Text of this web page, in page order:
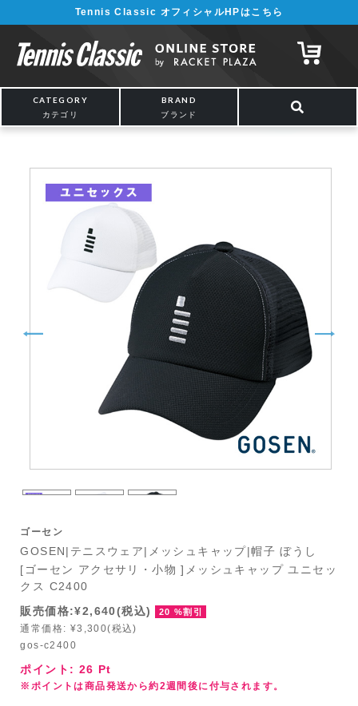
¥5,000以上の購入で送料無料!! 詳しくは こちら
Tennis Classic オフィシャルHPはこちら
CATEGORY
カテゴリ
BRAND
ブランド
ゴーセン
GOSEN|テニスウェア|メッシュキャップ|帽子 ぼうし
[ゴーセン アクセサリ・小物 ]メッシュキャップ ユニセッ
クス C2400
販売価格:¥2,640(税込)
20 %割引
通常価格: ¥3,300(税込)
gos-c2400
ポイント: 26 Pt
※ポイントは商品発送から約2週間後に付与されます。